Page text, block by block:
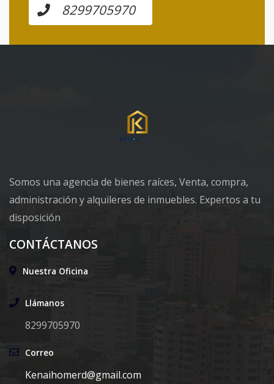
8299705970
Somos una agencia de bienes raíces, Venta, compra,
administración y alquileres de inmuebles. Expertos a tu
disposición
CONTÁCTANOS
Nuestra Oficina
Llámanos
8299705970
Correo
Kenaihomerd@gmail.com